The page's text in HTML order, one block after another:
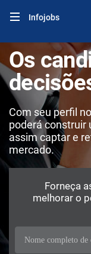
Infojobs
Os
Com seu perfil
poderá construir
assim captar e
mercado.
Forneça
melhorar o